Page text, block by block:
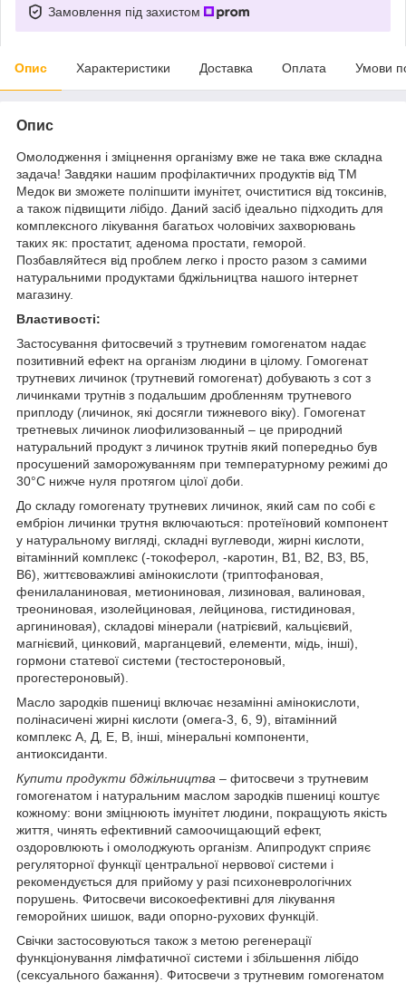
Замовлення під захистом
Опис Характеристики Доставка Оплата Умови
Опис
Омолодження і зміцнення організму вже не така вже складна
задача! Завдяки нашим профілактичних продуктів від ТМ
Медок ви зможете поліпшити імунітет, очиститися від токсинів,
а також підвищити лібідо. Даний засіб ідеально підходить для
комплексного лікування багатьох чоловічих захворювань
таких як: простатит, аденома простати, геморой.
Позбавляйтеся від проблем легко і просто разом з самими
натуральними продуктами бджільництва нашого інтернет
магазину.
Властивості:
Застосування фитосвечий з трутневим гомогенатом надає
позитивний ефект на організм людини в цілому. Гомогенат
трутневих личинок (трутневий гомогенат) добувають з сот з
личинками трутнів з подальшим дробленням трутневого
приплоду (личинок, які досягли тижневого віку). Гомогенат
третневых личинок лиофилизованный – це природний
натуральний продукт з личинок трутнів який попередньо був
просушений заморожуванням при температурному режимі до
30°С нижче нуля протягом цілої доби.
До складу гомогенату трутневих личинок, який сам по собі є
ембріон личинки трутня включаються: протеїновий компонент
у натуральному вигляді, складні вуглеводи, жирні кислоти,
вітамінний комплекс (-токоферол, -каротин, В1, В2, В3, В5,
В6), життєвоважливі амінокислоти (триптофановая,
фенилаланиновая, метиониновая, лизиновая, валиновая,
треониновая, изолейциновая, лейцинова, гистидиновая,
аргининовая), складові мінерали (натрієвий, кальцієвий,
магнієвий, цинковий, марганцевий, елементи, мідь, інші),
гормони статевої системи (тестостероновый,
прогестероновый).
Масло зародків пшениці включає незамінні амінокислоти,
полінасичені жирні кислоти (омега-3, 6, 9), вітамінний
комплекс А, Д, Е, В, інші, мінеральні компоненти,
антиоксиданти.
Купити продукти бджільництва – фитосвечи з трутневим
гомогенатом і натуральним маслом зародків пшениці коштує
кожному: вони зміцнюють імунітет людини, покращують якість
життя, чинять ефективний самоочищающий ефект,
оздоровлюють і омолоджують організм. Апипродукт сприяє
регуляторної функції центральної нервової системи і
рекомендується для прийому у разі психоневрологічних
порушень. Фитосвечи високоефективні для лікування
геморойних шишок, вади опорно-рухових функцій.
Свічки застосовуються також з метою регенерації
функціонування лімфатичної системи і збільшення лібідо
(сексуального бажання). Фитосвечи з трутневим гомогенатом